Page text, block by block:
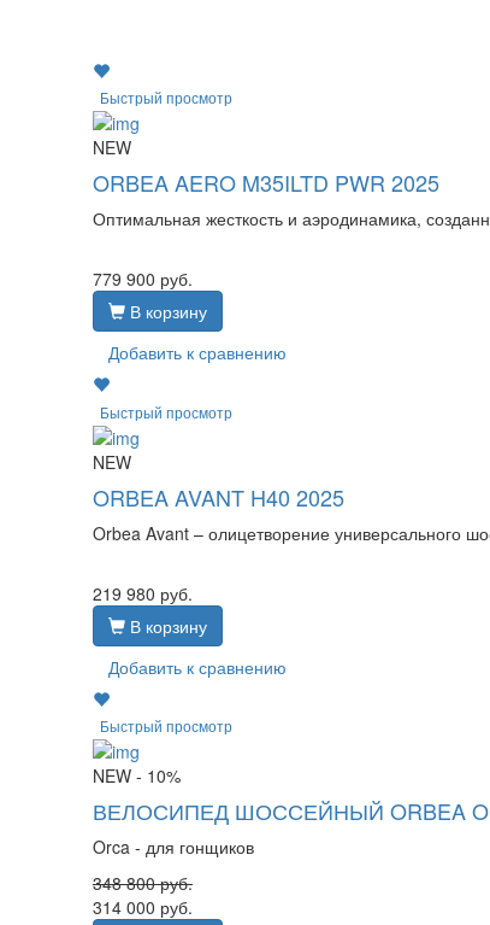
Быстрый просмотр
NEW
ORBEA AERO M35ILTD PWR 2025
Оптимальная жесткость и аэродинамика,
779 900 руб.
В корзину
Добавить к сравнению
Быстрый просмотр
NEW
ORBEA AVANT H40 2025
Orbea Avant – олицетворение универсального
219 980 руб.
В корзину
Добавить к сравнению
Быстрый просмотр
NEW - 10%
ВЕЛОСИПЕД ШОССЕЙНЫЙ ORBEA
Orca - для гонщиков
348 800руб.
314 000 руб.